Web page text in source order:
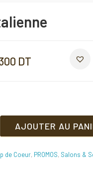
:
DT.
DTLe
est :
2300 DT.
AJOUTER AU
de Coeur, PROMOS, Salons &